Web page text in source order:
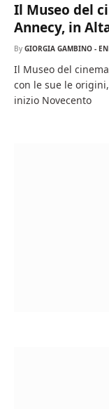
Il Museo del
Annecy, in
By GIORGIA GAMBINO -
Il Museo del
con le sue le
inizio Novecento